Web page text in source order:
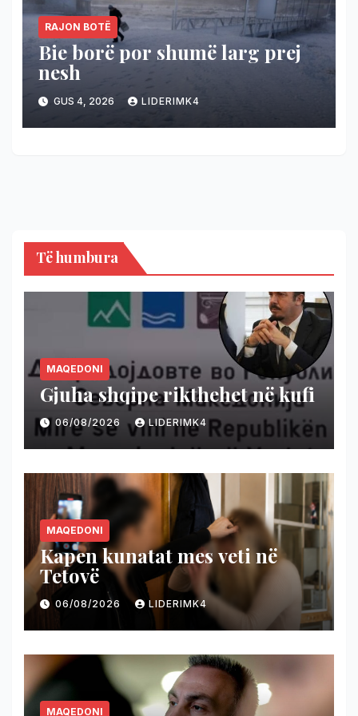
RAJON BOTË
Bie borë por shumë larg prej
nesh
GUS 4, 2026 LIDERIMK4
Të humbura
MAQEDONI
Gjuha shqipe rikthehet në kufi
06/08/2026 LIDERIMK4
MAQEDONI
Kapen kunatat mes veti në
Tetovë
06/08/2026 LIDERIMK4
MAQEDONI